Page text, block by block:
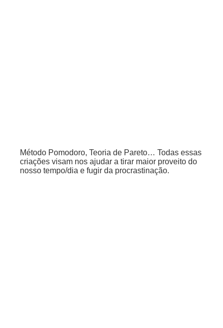
Método Pomodoro, Teoria de Pareto… Todas essas
criações visam nos ajudar a tirar maior proveito do
nosso tempo/dia e fugir da procrastinação.